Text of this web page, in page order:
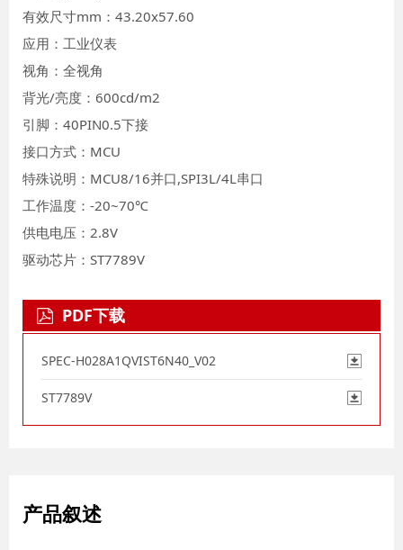
有效尺寸mm：43.20x57.60
应用：工业仪表
视角：全视角
背光/亮度：600cd/m2
引脚：40PIN0.5下接
接口方式：MCU
特殊说明：MCU8/16并口,SPI3L/4L串口
工作温度：-20~70℃
供电电压：2.8V
驱动芯片：ST7789V
PDF下载
SPEC-H028A1QVIST6N40_V02
ST7789V
产品叙述